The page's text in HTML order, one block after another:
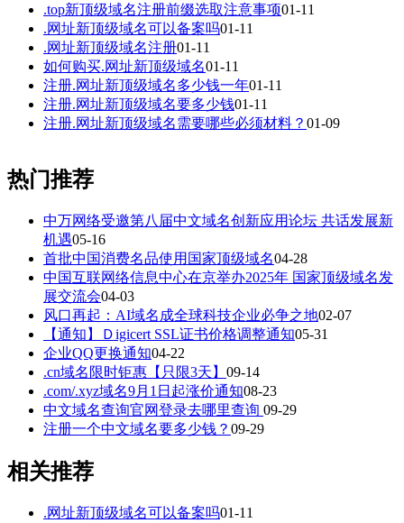
.top新顶级域名注册前缀选取注意事项01-11
.网址新顶级域名可以备案吗01-11
.网址新顶级域名注册01-11
如何购买.网址新顶级域名01-11
注册.网址新顶级域名多少钱一年01-11
注册.网址新顶级域名要多少钱01-11
注册.网址新顶级域名需要哪些必须材料？ 01-09
热门推荐
中万网络受邀第八届中文域名创新应用论坛 共话发展新
机遇05-16
首批中国消费名品使用国家顶级域名04-28
中国互联网络信息中心在京举办2025年 国家顶级域名发
展交流会04-03
风口再起：AI域名成全球科技企业必争之地02-07
【通知】Ｄigicert SSL证书价格调整通知05-31
企业QQ更换通知04-22
.cn域名限时钜惠【只限3天】 09-14
.com/.xyz域名9月1日起涨价通知08-23
中文域名查询官网登录去哪里查询 09-29
注册一个中文域名要多少钱？ 09-29
相关推荐
.网址新顶级域名可以备案吗01-11